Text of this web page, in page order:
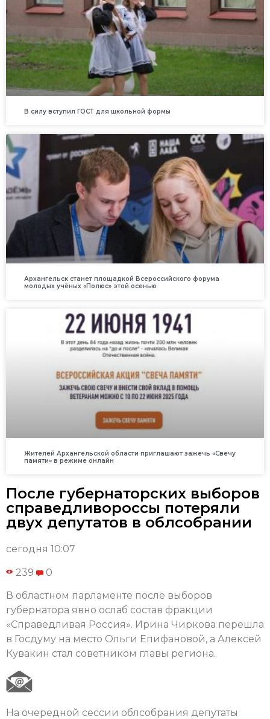
В силу вступил ГОСТ для школьной формы
Архангельск станет площадкой Всероссийского форума
молодых учёных «Полюс» этой осенью
Жителей Архангельской области приглашают зажечь «Свечу
памяти» в режиме онлайн
После губернаторских выборов
справедливороссы потеряли
двух депутатов в облсобрании
сегодня 10:07
239 0
В областном парламенте после выборов
губернатора явно ослаб состав фракции
«Справедливая Россия». Ирина Чиркова перешла
в Госдуму на место Ольги Епифановой, а Алексей
Кувакин стал советником главы региона.
На очередной сессии облсобрания депутаты